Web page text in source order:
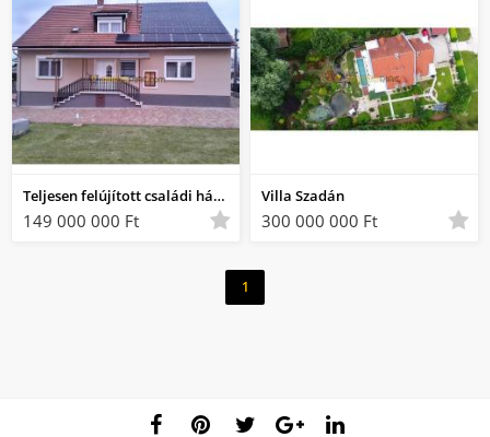
Teljesen felújított családi ház eladó Gárdonyban, csak költözni kell!
149 000 000 Ft
Villa Szadán
300 000 000 Ft
1